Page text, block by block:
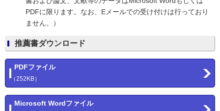
PDFに限ります。なお、Eメールでの受け付けは行っており
ません。）
推薦書ダウンロード
PDFファイル
（252KB）
Microsoft Wordファイル